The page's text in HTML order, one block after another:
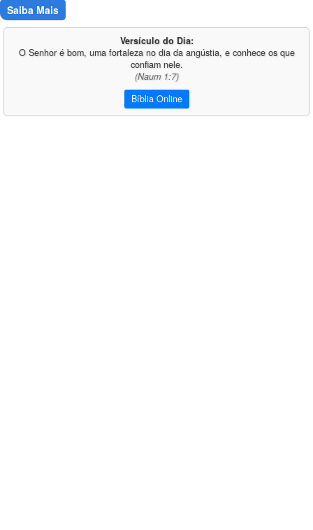
Saiba Mais
Versículo do Dia:
O Senhor é bom, uma fortaleza no dia da angústia, e conhece os que
confiam nele.
(Naum 1:7)
Bíblia Online